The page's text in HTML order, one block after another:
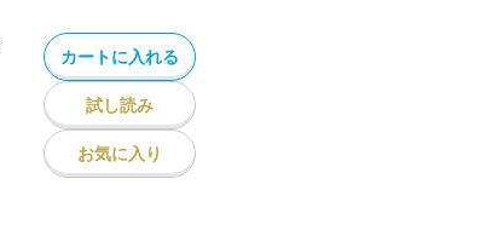
カートに入れる
試し読み
お気に入り